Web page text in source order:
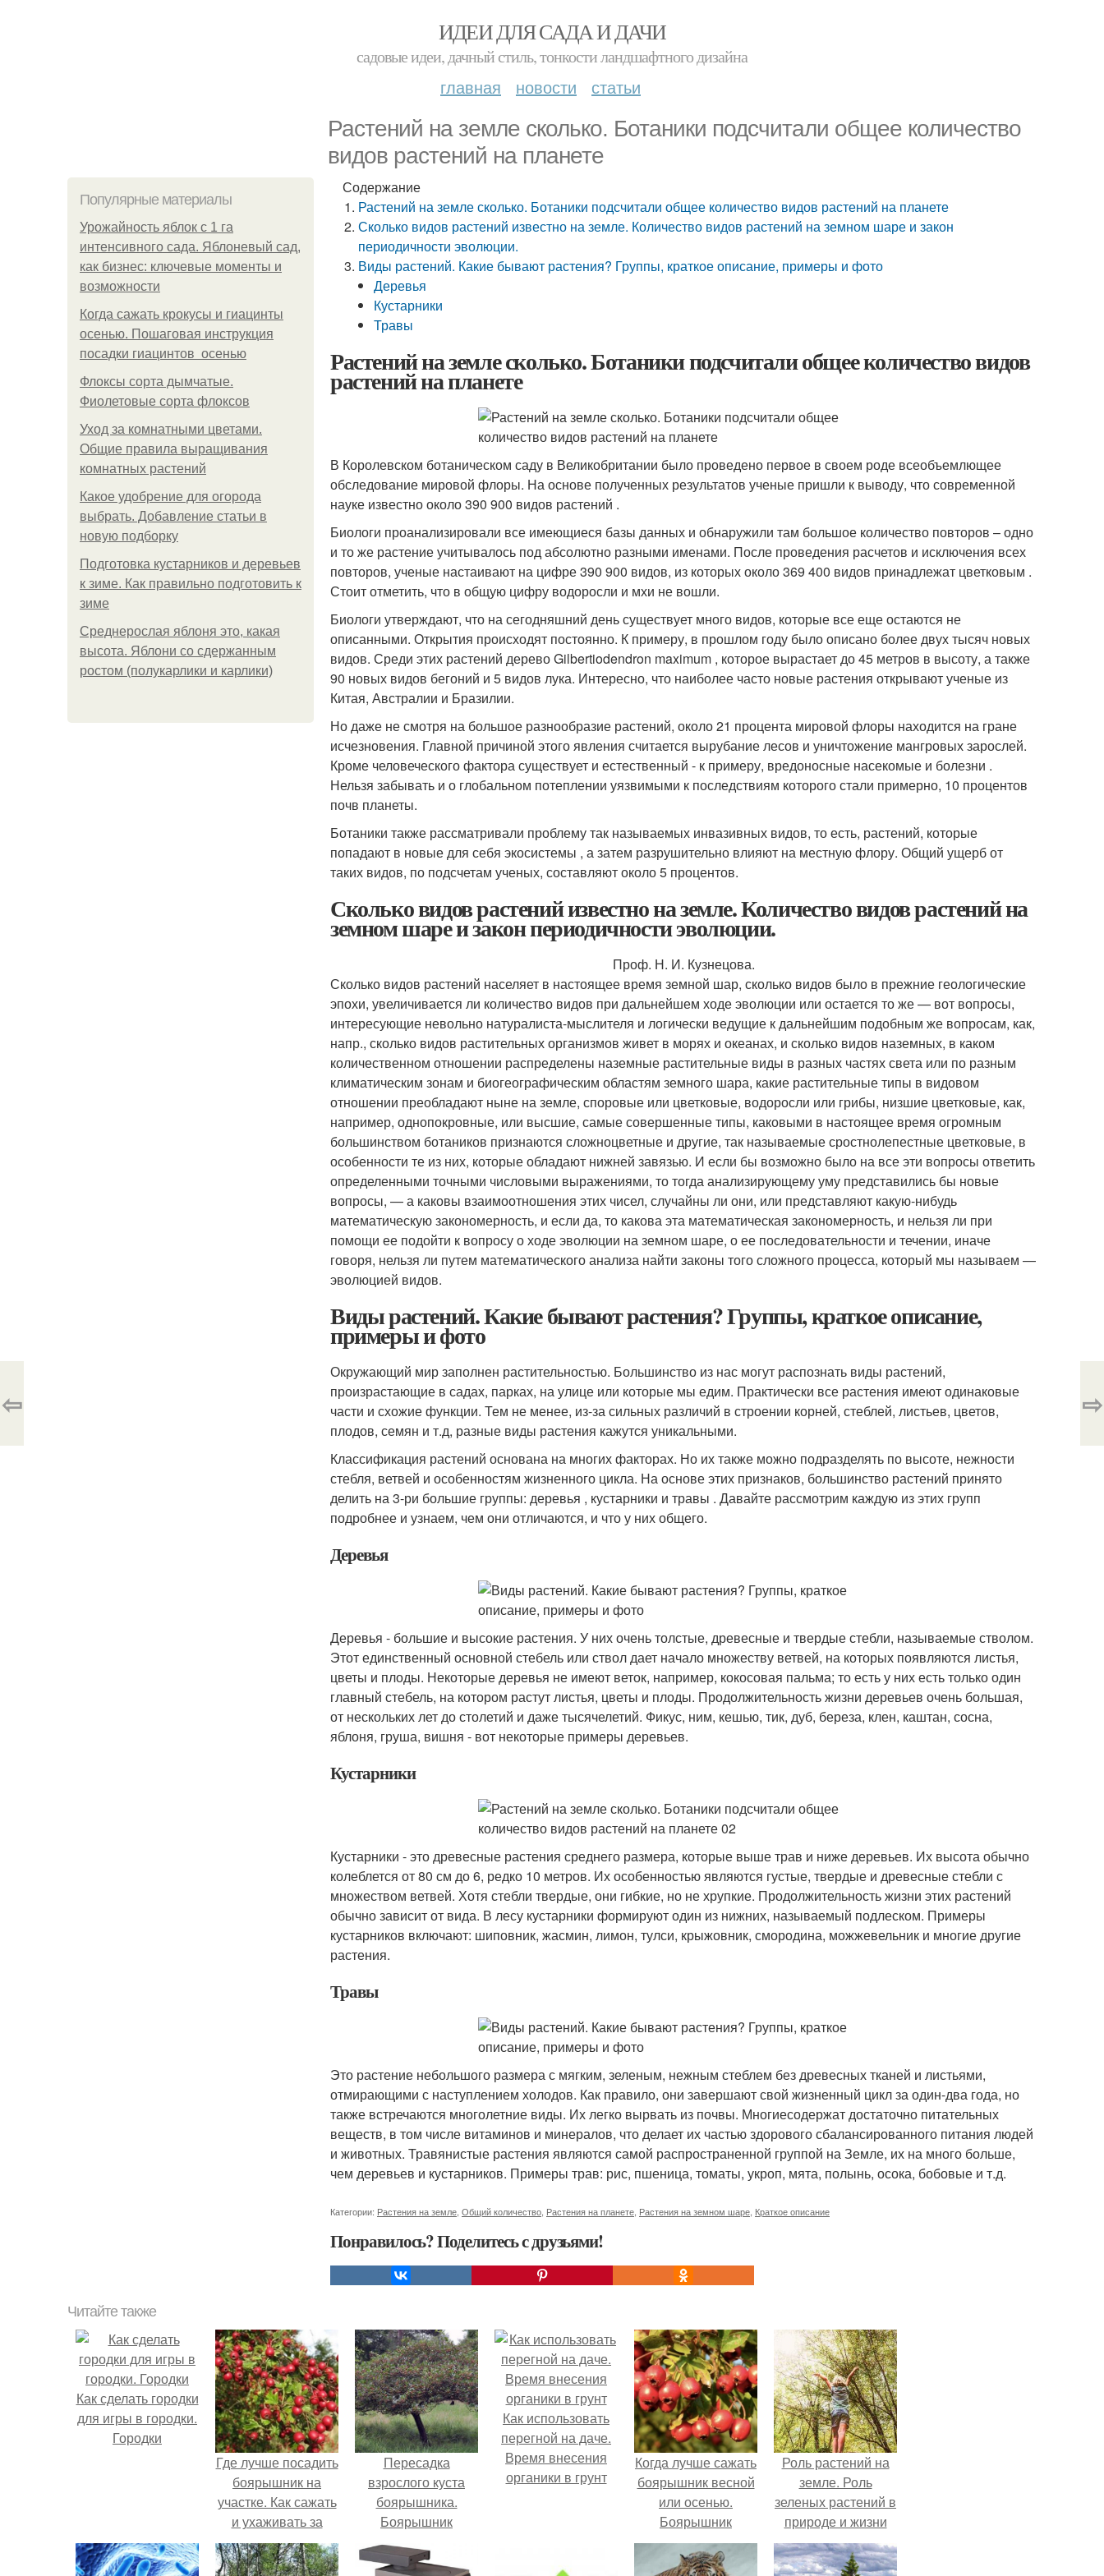
ИДЕИ ДЛЯ САДА И ДАЧИ
садовые идеи, дачный стиль, тонкости ландшафтного дизайна
главная новости статьи
Растений на земле сколько. Ботаники подсчитали общее количество
видов растений на планете
Популярные материалы
Урожайность яблок с 1 га
интенсивного сада. Яблоневый сад,
как бизнес: ключевые моменты и
возможности
Когда сажать крокусы и гиацинты
осенью. Пошаговая инструкция
посадки гиацинтов осенью
Флоксы сорта дымчатые.
Фиолетовые сорта флоксов
Уход за комнатными цветами.
Общие правила выращивания
комнатных растений
Какое удобрение для огорода
выбрать. Добавление статьи в
новую подборку
Подготовка кустарников и деревьев
к зиме. Как правильно подготовить к
зиме
Среднерослая яблоня это, какая
высота. Яблони со сдержанным
ростом (полукарлики и карлики)
Содержание
Растений на земле сколько. Ботаники подсчитали общее количество видов растений на планете
Сколько видов растений известно на земле. Количество видов растений на земном шаре и закон
периодичности эволюции.
Виды растений. Какие бывают растения? Группы, краткое описание, примеры и фото
Деревья
Кустарники
Травы
Растений на земле сколько. Ботаники подсчитали общее количество видов
растений на планете
В Королевском ботаническом саду в Великобритании было проведено первое в своем роде всеобъемлющее
обследование мировой флоры. На основе полученных результатов ученые пришли к выводу, что современной
науке известно около 390 900 видов растений .
Биологи проанализировали все имеющиеся базы данных и обнаружили там большое количество повторов – одно
и то же растение учитывалось под абсолютно разными именами. После проведения расчетов и исключения всех
повторов, ученые настаивают на цифре 390 900 видов, из которых около 369 400 видов принадлежат цветковым .
Стоит отметить, что в общую цифру водоросли и мхи не вошли.
Биологи утверждают, что на сегодняшний день существует много видов, которые все еще остаются не
описанными. Открытия происходят постоянно. К примеру, в прошлом году было описано более двух тысяч новых
видов. Среди этих растений дерево Gilbertiodendron maximum , которое вырастает до 45 метров в высоту, а также
90 новых видов бегоний и 5 видов лука. Интересно, что наиболее часто новые растения открывают ученые из
Китая, Австралии и Бразилии.
Но даже не смотря на большое разнообразие растений, около 21 процента мировой флоры находится на гране
исчезновения. Главной причиной этого явления считается вырубание лесов и уничтожение мангровых зарослей.
Кроме человеческого фактора существует и естественный - к примеру, вредоносные насекомые и болезни .
Нельзя забывать и о глобальном потеплении уязвимыми к последствиям которого стали примерно, 10 процентов
почв планеты.
Ботаники также рассматривали проблему так называемых инвазивных видов, то есть, растений, которые
попадают в новые для себя экосистемы , а затем разрушительно влияют на местную флору. Общий ущерб от
таких видов, по подсчетам ученых, составляют около 5 процентов.
Сколько видов растений известно на земле. Количество видов растений на
земном шаре и закон периодичности эволюции.
Проф. Н. И. Кузнецова.
Сколько видов растений населяет в настоящее время земной шар, сколько видов было в прежние геологические
эпохи, увеличивается ли количество видов при дальнейшем ходе эволюции или остается то же — вот вопросы,
интересующие невольно натуралиста-мыслителя и логически ведущие к дальнейшим подобным же вопросам, как,
напр., сколько видов растительных организмов живет в морях и океанах, и сколько видов наземных, в каком
количественном отношении распределены наземные растительные виды в разных частях света или по разным
климатическим зонам и биогеографическим областям земного шара, какие растительные типы в видовом
отношении преобладают ныне на земле, споровые или цветковые, водоросли или грибы, низшие цветковые, как,
например, однопокровные, или высшие, самые совершенные типы, каковыми в настоящее время огромным
большинством ботаников признаются сложноцветные и другие, так называемые сростнолепестные цветковые, в
особенности те из них, которые обладают нижней завязью. И если бы возможно было на все эти вопросы ответить
определенными точными числовыми выражениями, то тогда анализирующему уму представились бы новые
вопросы, — а каковы взаимоотношения этих чисел, случайны ли они, или представляют какую-нибудь
математическую закономерность, и если да, то какова эта математическая закономерность, и нельзя ли при
помощи ее подойти к вопросу о ходе эволюции на земном шаре, о ее последовательности и течении, иначе
говоря, нельзя ли путем математического анализа найти законы того сложного процесса, который мы называем —
эволюцией видов.
Виды растений. Какие бывают растения? Группы, краткое описание,
примеры и фото
Окружающий мир заполнен растительностью. Большинство из нас могут распознать виды растений,
произрастающие в садах, парках, на улице или которые мы едим. Практически все растения имеют одинаковые
части и схожие функции. Тем не менее, из-за сильных различий в строении корней, стеблей, листьев, цветов,
плодов, семян и т.д, разные виды растения кажутся уникальными.
Классификация растений основана на многих факторах. Но их также можно подразделять по высоте, нежности
стебля, ветвей и особенностям жизненного цикла. На основе этих признаков, большинство растений принято
делить на 3-ри большие группы: деревья , кустарники и травы . Давайте рассмотрим каждую из этих групп
подробнее и узнаем, чем они отличаются, и что у них общего.
Деревья
Деревья - большие и высокие растения. У них очень толстые, древесные и твердые стебли, называемые стволом.
Этот единственный основной стебель или ствол дает начало множеству ветвей, на которых появляются листья,
цветы и плоды. Некоторые деревья не имеют веток, например, кокосовая пальма; то есть у них есть только один
главный стебель, на котором растут листья, цветы и плоды. Продолжительность жизни деревьев очень большая,
от нескольких лет до столетий и даже тысячелетий. Фикус, ним, кешью, тик, дуб, береза, клен, каштан, сосна,
яблоня, груша, вишня - вот некоторые примеры деревьев.
Кустарники
Кустарники - это древесные растения среднего размера, которые выше трав и ниже деревьев. Их высота обычно
колеблется от 80 см до 6, редко 10 метров. Их особенностью являются густые, твердые и древесные стебли с
множеством ветвей. Хотя стебли твердые, они гибкие, но не хрупкие. Продолжительность жизни этих растений
обычно зависит от вида. В лесу кустарники формируют один из нижних, называемый подлеском. Примеры
кустарников включают: шиповник, жасмин, лимон, тулси, крыжовник, смородина, можжевельник и многие другие
растения.
Травы
Это растение небольшого размера с мягким, зеленым, нежным стеблем без древесных тканей и листьями,
отмирающими с наступлением холодов. Как правило, они завершают свой жизненный цикл за один-два года, но
также встречаются многолетние виды. Их легко вырвать из почвы. Многиесодержат достаточно питательных
веществ, в том числе витаминов и минералов, что делает их частью здорового сбалансированного питания людей
и животных. Травянистые растения являются самой распространенной группой на Земле, их на много больше,
чем деревьев и кустарников. Примеры трав: рис, пшеница, томаты, укроп, мята, полынь, осока, бобовые и т.д.
Категории: Растения на земле Общий количество Растения на планете Растения на земном шаре Краткое описание
Понравилось? Поделитесь с друзьями!
⇦ ⇨
Читайте также
Как сделать городки
для игры в городки.
Городки
Где лучше посадить
боярышник на
участке. Как сажать
и ухаживать за
боярышником
Пересадка
взрослого куста
боярышника.
Боярышник
Как использовать
перегной на даче.
Время внесения
органики в грунт
Когда лучше сажать
боярышник весной
или осенью.
Боярышник
садовый
крупноплодный —
Роль растений на
земле. Роль
зеленых растений в
природе и жизни
человека в
природе: